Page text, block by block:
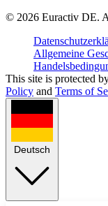
© 2026 Euractiv DE.
Allgemeine
This site is protected
Policy and Terms of
Deutsch